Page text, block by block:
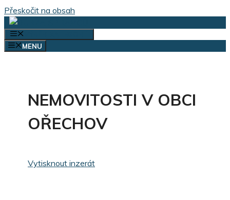
Přeskočit na obsah
MENU
NEMOVITOSTI V OBCI
OŘECHOV
Vytisknout inzerát